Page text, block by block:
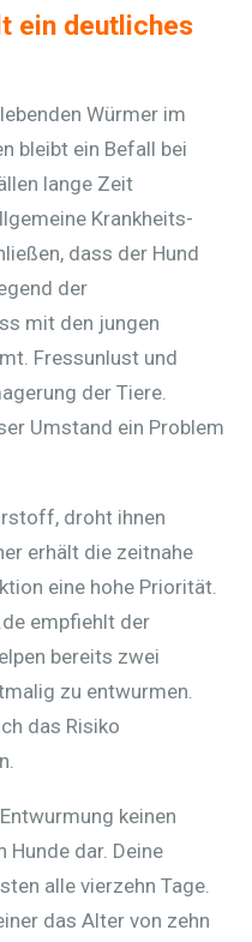
ein deutliches
Würmer im
bleibt ein Befall bei
lange Zeit
Krankheits-
dass der Hund
der
mit den jungen
Fressunlust und
der Tiere.
Umstand ein Problem
droht ihnen
erhält die zeitnahe
eine hohe Priorität.
empfiehlt der
bereits zwei
zu entwurmen.
das Risiko
keinen
dar. Deine
alle vierzehn Tage.
das Alter von zehn